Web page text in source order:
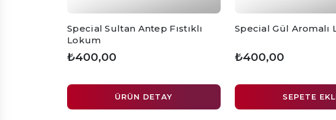
Special Sultan Antep Fıstıklı
Lokum
₺400,00
ÜRÜN DETAY
Special Gül Aromalı
₺400,00
SEPETE